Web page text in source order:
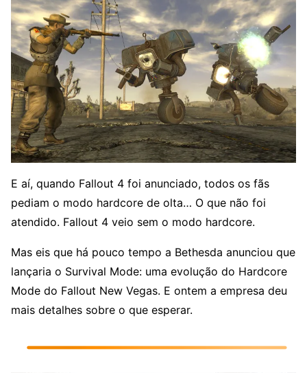
E aí, quando Fallout 4 foi anunciado, todos os fãs
pediam o modo hardcore de olta… O que não foi
atendido. Fallout 4 veio sem o modo hardcore.
Mas eis que há pouco tempo a Bethesda anunciou que
lançaria o Survival Mode: uma evolução do Hardcore
Mode do Fallout New Vegas. E ontem a empresa deu
mais detalhes sobre o que esperar.